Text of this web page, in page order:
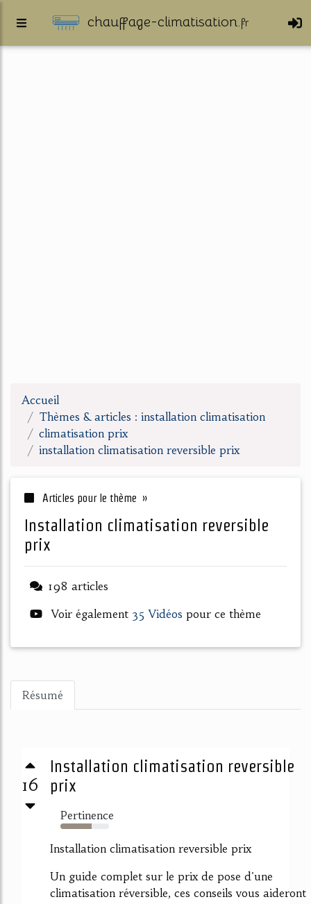
chauffage-climatisation.fr
Accueil
Thèmes & articles : installation climatisation
climatisation prix
installation climatisation reversible prix
Articles pour le thème »
installation climatisation reversible
prix
198 articles
Voir également 35 Vidéos pour ce thème
Résumé
16
Installation climatisation reversible
prix
Pertinence
64%
Installation climatisation reversible prix
Un guide complet sur le prix de pose d'une
climatisation réversible, ces conseils vous aideront